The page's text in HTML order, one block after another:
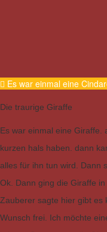
Es war einmal eine
Die traurige Giraffe
Es war einmal eine Giraffe.
kurzen hals haben. dann
alles für ihn tun wird. Dann
Ok. Dann ging die Giraffe
Zauberer sagte hier gibt es
Wunsch frei. Ich möchte